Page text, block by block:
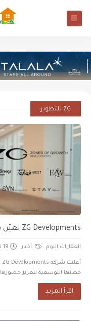
ZG للتطوير
ZG Developments تعيّن بسام سعيد رئيسًا للقطاع التجاري
العقارات اليوم أخبار 19 نوفمبر 2025
خطتها التوسعية لتعزيز
اقرأ المزيد